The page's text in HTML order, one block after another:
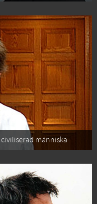
människa